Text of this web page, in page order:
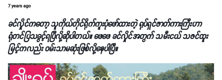
7 years ago
ခင်လှိုင်ကတော့ သူကိုယ်တိုင်ရိုက်ကူးပုံဖော်ထားတဲ့ ရုပ်ရှင်ဇာတ်ကားကြီးဟာ
ရုံတင်ပြသခွင့်ရပြီလို့ဆိုပါတယ်။ ဖေဖေ ခင်လှိုင်အတွက် သမီးငယ် သဇင်ထူး
မြင့်ကလည်း ဝမ်းသာမဆုံးဖြစ်လို့နေပါပြီ။